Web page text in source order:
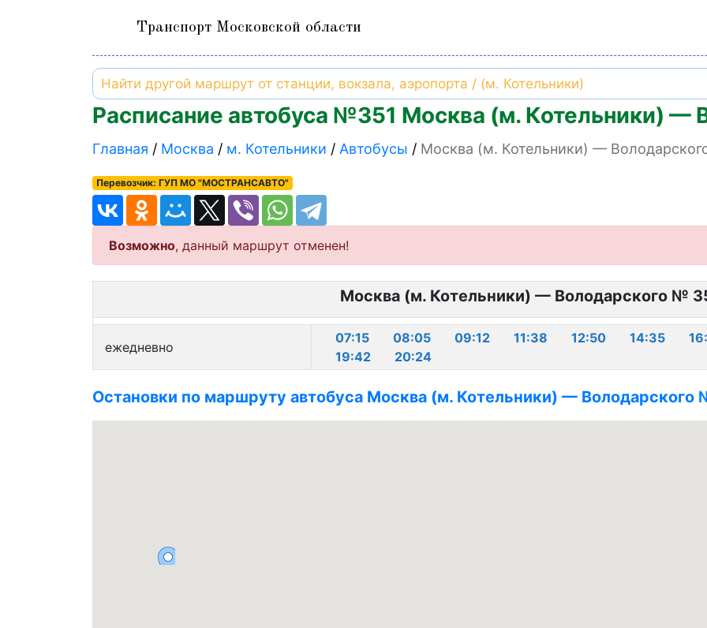
Транспорт Московской области
Расписание автобуса №351 Москва (м. Котельники) —
Главная Москва м. Котельники Автобусы Москва (м. Котельники) —
Перевозчик: ГУП МО "МОСТРАНСАВТО"
Возможно, данный маршрут отменен!
Москва (м. Котельники) — Володарского №
ежедневно
07:15 08:05 09:12 11:38 12:50 14:35
19:42
20:24
Остановки по маршруту автобуса Москва (м. Котельники) — Володарского